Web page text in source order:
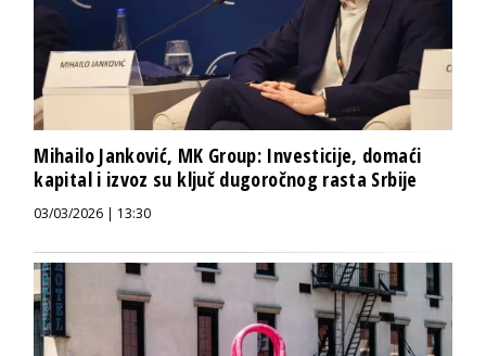
Mihailo Janković, MK Group: Investicije, domaći
kapital i izvoz su ključ dugoročnog rasta Srbije
03/03/2026 | 13:30